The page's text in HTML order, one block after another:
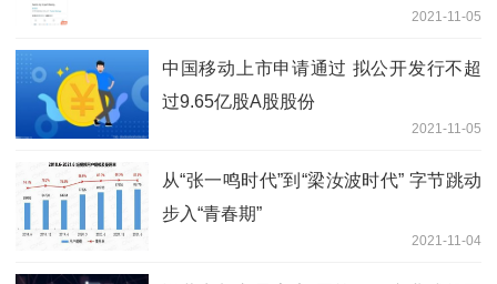
2021-11-05
中国移动上市申请通过 拟公开发行不超
过9.65亿股A股股份
2021-11-05
从“张一鸣时代”到“梁汝波时代” 字节跳动
步入“青春期”
2021-11-04